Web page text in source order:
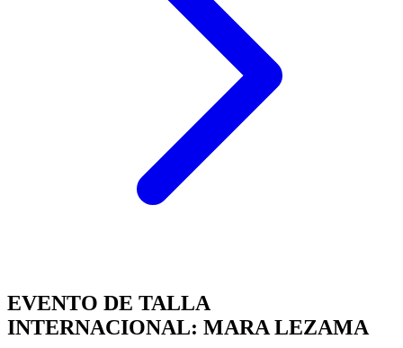
EVENTO DE TALLA
INTERNACIONAL: MARA LEZAMA